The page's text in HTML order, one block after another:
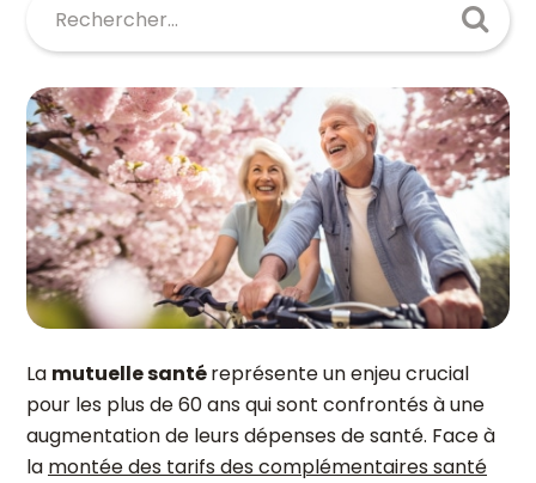
La mutuelle santéreprésente un enjeu crucial
pour les plus de 60 ans qui sont confrontés à une
augmentation de leurs dépenses de santé. Face à
la montée des tarifs des complémentaires santé